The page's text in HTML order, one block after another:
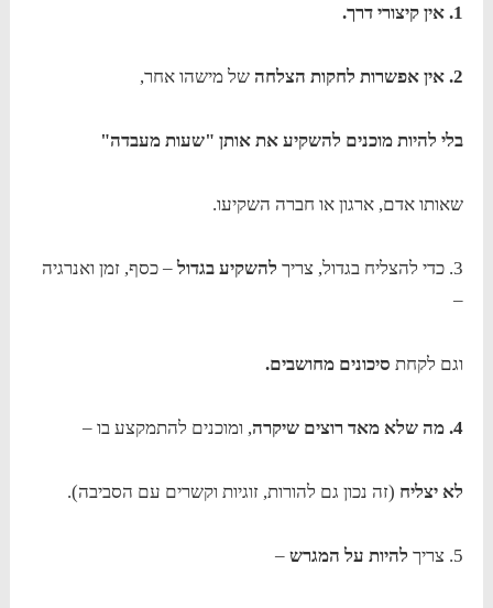
1. אין קיצורי דרך.
2. אין אפשרות לחקות הצלחה של מישהו אחר,
בלי להיות מוכנים להשקיע את אותן "שעות מעבדה"
שאותו אדם, ארגון או חברה השקיעו.
3. כדי להצליח בגדול, צריך להשקיע בגדול – כסף, זמן ואנרגיה
–
וגם לקחת סיכונים מחושבים.
4. מה שלא מאד רוצים שיקרה , ומוכנים להתמקצע בו –
לא יצליח (זה נכון גם להורות, זוגיות וקשרים עם הסביבה).
5. צריך להיות על המגרש –